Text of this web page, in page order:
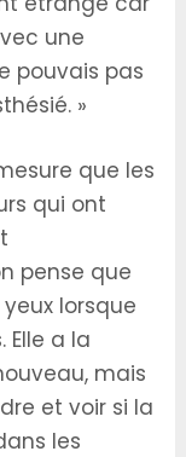
une
pouvais pas
»
que les
qui ont
pense que
lorsque
Elle a la
mais
et voir si la
les